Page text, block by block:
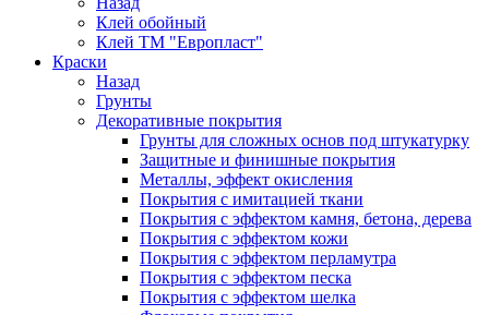
Клей обойный
Клей ТМ "Европласт"
Краски
Назад
Грунты
Декоративные покрытия
Грунты для сложных основ под штукатурку
Защитные и финишные покрытия
Металлы, эффект окисления
Покрытия с имитацией ткани
Покрытия с эффектом камня, бетона, дерева
Покрытия с эффектом кожи
Покрытия с эффектом перламутра
Покрытия с эффектом песка
Покрытия с эффектом шелка